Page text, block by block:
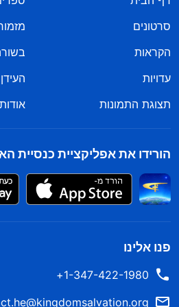
סרטונים
הקראות
עדויות
תצוגת התמונות
הורידו את אפליקציית כנסיית
פנו אלינו
1-347-422-1980+